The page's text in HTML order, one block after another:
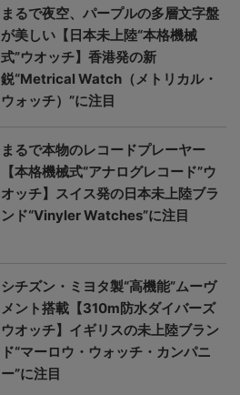
まるで夜空、パープルの多層文字盤
が美しい【日本未上陸“本格機械
式”ウオッチ】香港発の新
鋭“Metrical Watch（メトリカル・
ウォッチ）”に注目
まるで本物のレコードプレーヤー
【本格機械式“アナログレコード”ウ
オッチ】スイス発の日本未上陸ブラ
ンド“Vinyler Watches”に注目
シチズン・ミヨタ製“高機能”ムーヴ
メント搭載【310m防水ダイバーズ
ウオッチ】イギリスの未上陸ブラン
ド“マーロウ・ウォッチ・カンパニ
ー”に注目